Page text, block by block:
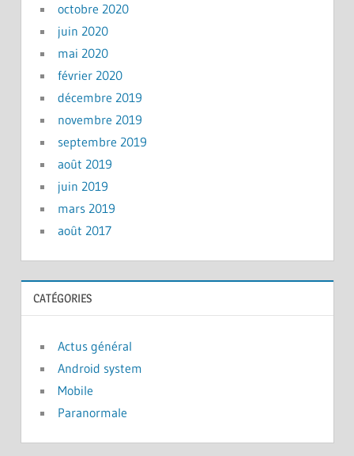
octobre 2020
juin 2020
mai 2020
février 2020
décembre 2019
novembre 2019
septembre 2019
août 2019
juin 2019
mars 2019
août 2017
CATÉGORIES
Actus général
Android system
Mobile
Paranormale